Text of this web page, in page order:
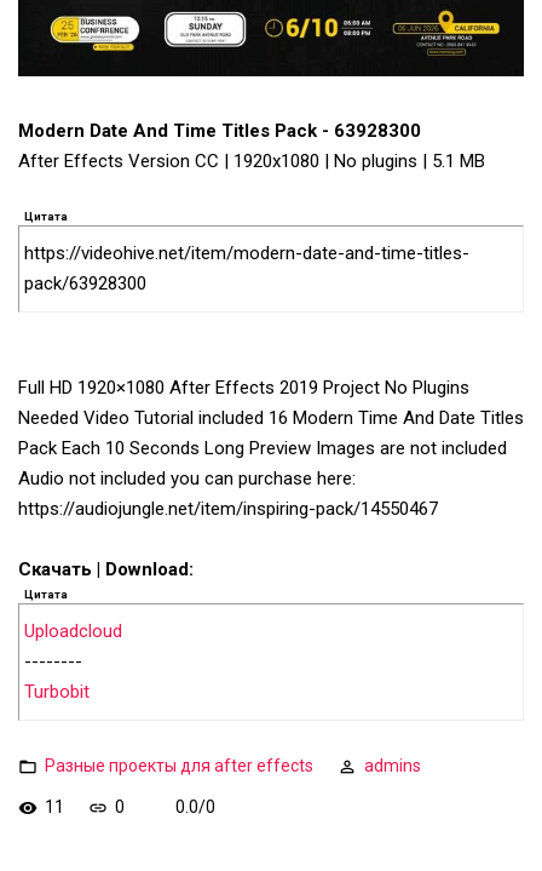
Modern Date And Time Titles Pack - 63928300
After Effects Version CC | 1920x1080 | No plugins | 5.1 MB
Цитата
https://videohive.net/item/modern-date-and-time-titles-
pack/63928300
Full HD 1920×1080 After Effects 2019 Project No Plugins
Needed Video Tutorial included 16 Modern Time And Date Titles
Pack Each 10 Seconds Long Preview Images are not included
Audio not included you can purchase here:
https://audiojungle.net/item/inspiring-pack/14550467
Скачать | Download:
Цитата
Uploadcloud
--------
Turbobit
Разные проекты для after effects admins
11 0 0.0/0